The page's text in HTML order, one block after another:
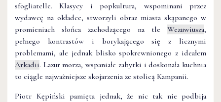
sfogliatelle. Klasycy i popkultura, wspominani przez
wydawcę na okładce, stworzyli obraz miasta skąpanego w
promieniach słońca zachodzącego na tle Wezuwiusza,
pełnego kontrastów i borykającego się z licznymi
problemami, ale jednak blisko spokrewnionego z ideałem
Arkadii. Lazur morza, wspaniałe zabytki i doskonała kuchnia
to ciągle najważniejsze skojarzenia ze stolicą Kampanii.
Piotr Kępiński pamięta jednak, że nic tak nie podbija